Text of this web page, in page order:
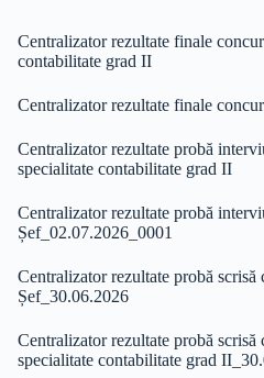
Centralizator rezultate finale
contabilitate grad II
Centralizator rezultate finale
Centralizator rezultate probă
specialitate contabilitate grad II
Centralizator rezultate probă
Șef_02.07.2026_0001
Centralizator rezultate probă scrisă
Șef_30.06.2026
Centralizator rezultate probă scrisă
specialitate contabilitate grad